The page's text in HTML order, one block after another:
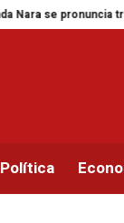
se pronuncia tras un
Política